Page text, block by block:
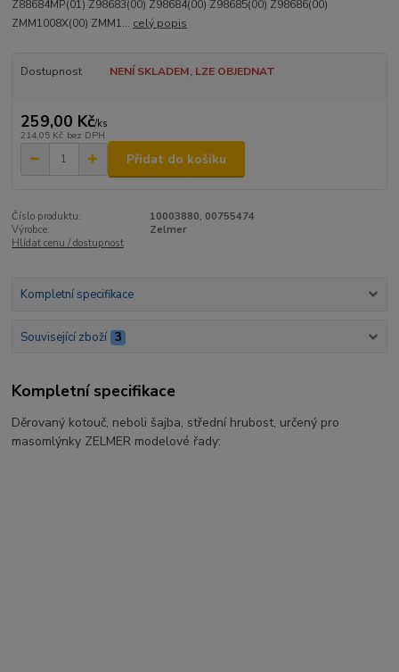
Z88684MP(01) Z98683(00) Z98684(00) Z98685(00) Z98686(00)
ZMM1008X(00) ZMM1... celý popis
Dostupnost NENÍ SKLADEM, LZE OBJEDNAT
259,00 Kč/ks
214,05 Kč bez DPH
Přidat do košíku
Číslo produktu:
10003880, 00755474
Výrobce:
Zelmer
Hlídat cenu / dostupnost
Kompletní specifikace
Související zboží 3
Kompletní specifikace
Děrovaný kotouč, neboli šajba, střední hrubost, určený pro
masomlýnky ZELMER modelové řady: